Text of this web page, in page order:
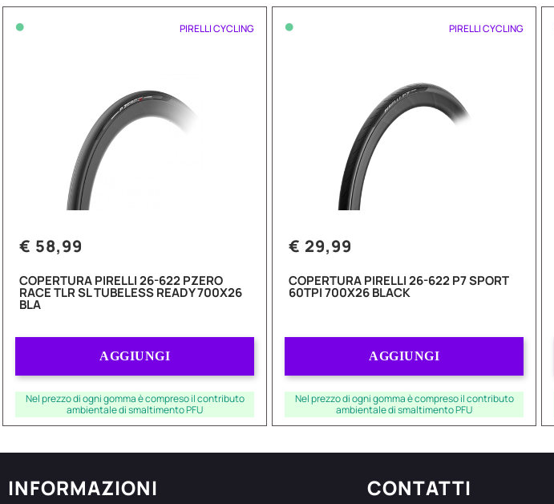
• PIRELLI CYCLING
€ 58,99
COPERTURA PIRELLI 26-622 PZERO
RACE TLR SL TUBELESS READY 700X26
BLA
AGGIUNGI
Nel prezzo di ogni gomma è compreso il contributo
ambientale di smaltimento PFU
• PIRELLI CYCLING
€ 29,99
COPERTURA PIRELLI 26-622 P7 SPORT
60TPI 700X26 BLACK
AGGIUNGI
Nel prezzo di ogni gomma è compreso il contributo
ambientale di smaltimento PFU
INFORMAZIONI CONTATTI